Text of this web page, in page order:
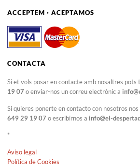
ACCEPTEM · ACEPTAMOS
CONTACTA
Si et vols posar en contacte amb nosaltres pots
19 07 o enviar-nos un correu electrònic a
Si quieres ponerte en contacto con nosotros
649 29 19 07 o escribirnos a info@el-
*
Aviso legal
Política de Cookies